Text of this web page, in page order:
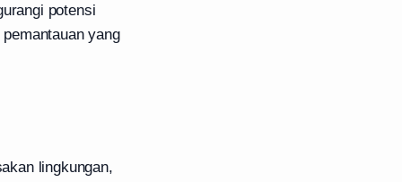
potensi
yang
lingkungan,